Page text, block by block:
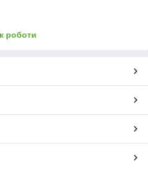
роботи